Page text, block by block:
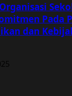
Pada
dan